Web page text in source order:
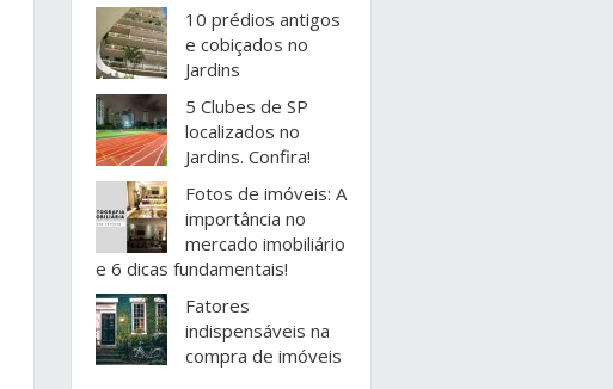
10 prédios antigos
e cobiçados no
Jardins
5 Clubes de SP
localizados no
Jardins. Confira!
Fotos de imóveis: A
importância no
mercado imobiliário
e 6 dicas fundamentais!
Fatores
indispensáveis na
compra de imóveis